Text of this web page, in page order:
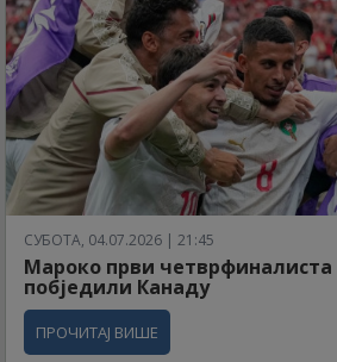
СУБОТА, 04.07.2026 | 21:45
Мароко први
побједили Канаду
ПРОЧИТАЈ ВИШЕ